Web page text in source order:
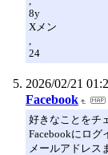
8y
Xメン
24
2026/02/21
Facebook
好きなことをチ
Facebookにログ
メールアドレス